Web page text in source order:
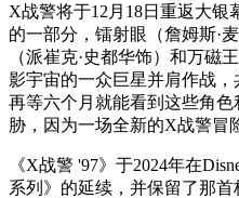
X战警将于12月18日重返大银
的一部分，镭射眼（詹姆斯·
（派崔克·史都华饰）和万磁
影宇宙的一众巨星并肩作战
再等六个月就能看到这些角
胁，因为一场全新的X战警冒
《X战警 '97》于2024年在
系列》的延续，并保留了那